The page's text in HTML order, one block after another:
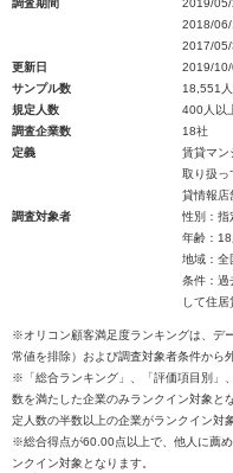
調査期間
2019/
2018/
2017/
更新日
2019/10/
サンプル数
18,551
規定人数
400人以
調査企業数
18社
定義
賃貸マン
取り扱っ
貸情報店
調査対象者
性別：指
年齢：18
地域：全
条件：過
して住居
※オリコン顧客満足度ランキングは、デ
常値を排除）および調査対象者条件から
※「総合ランキング」、「評価項目別」
数を満たした企業のみランクイン対象と
定人数の半数以上の企業がランクイン対
※総合得点が60.00点以上で、他人に薦
ンクイン対象となります。